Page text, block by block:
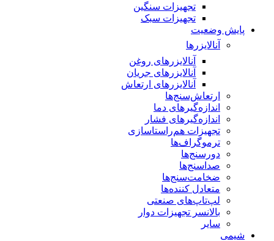
تجهیزات سنگین
تجهیزات سبک
پایش وضعیت
آنالایزرها
آنالایزرهای روغن
آنالایزرهای جریان
آنالایزرهای ارتعاش
ارتعاش‌سنج‌ها
اندازه‌گیرهای دما
اندازه‌گیرهای فشار
تجهیزات هم‌راستاسازی
ترموگراف‌ها
دورسنج‌ها
صداسنج‌ها
ضخامت‌سنج‌ها
متعادل کننده‌ها
لپ‌تاپ‌های صنعتی
بالانسر تجهیزات دوار
سایر
شیمی